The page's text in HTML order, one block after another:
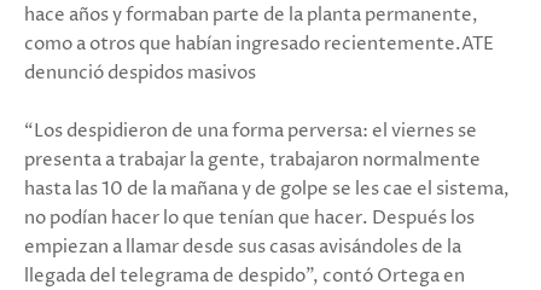
hace años y formaban parte de la planta permanente,
como a otros que habían ingresado recientemente.ATE
denunció despidos masivos
“Los despidieron de una forma perversa: el viernes se
presenta a trabajar la gente, trabajaron normalmente
hasta las 10 de la mañana y de golpe se les cae el sistema,
no podían hacer lo que tenían que hacer. Después los
empiezan a llamar desde sus casas avisándoles de la
llegada del telegrama de despido”, contó Ortega en